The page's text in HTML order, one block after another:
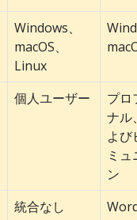
Windows、
macOS、
Linux
個人ユーザー
プロ
ナル
よび
ミ
ン
統合なし